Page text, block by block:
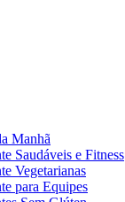
Manhã
Saudáveis e Fitness
Vegetarianas
para Equipes